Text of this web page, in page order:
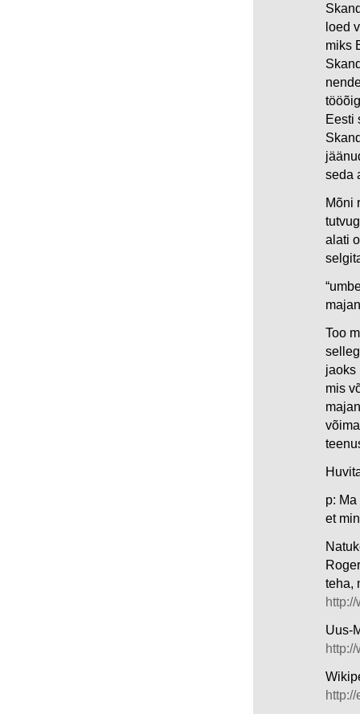
loed
miks
Eesti
seda
Mõni
alati
Too
jaoks
mis
p:
et
teha,
Uus-